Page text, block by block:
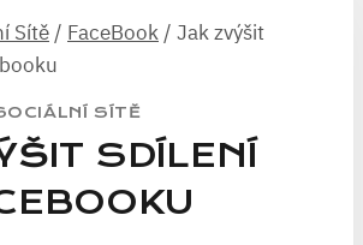
Sítě / FaceBook / Jak zvýšit
SÍTĚ
SDÍLENÍ